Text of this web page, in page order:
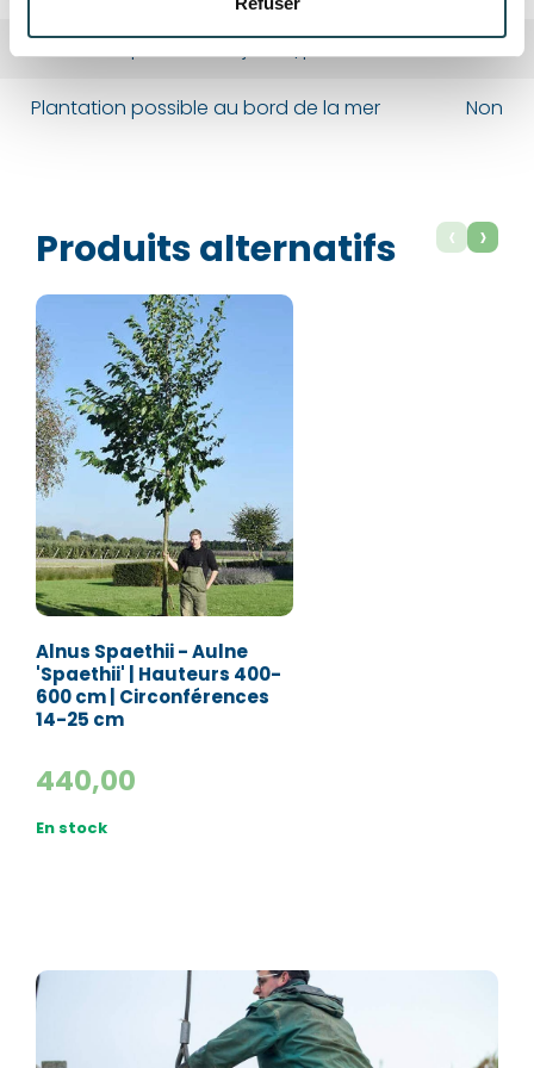
Plantation possible au bord de la mer Non
Produits alternatifs
Alnus Spaethii - Aulne
'Spaethii' | Hauteurs 400-
600 cm | Circonférences
14-25 cm
440,00
En stock
‹ ›
Nom*
Nom*